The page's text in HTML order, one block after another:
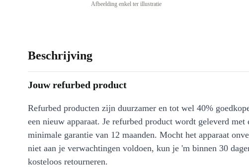
Afbeelding enkel ter illustratie
Beschrijving
Jouw refurbed product
Refurbed producten zijn duurzamer en tot wel 40%
een nieuw apparaat. Je refurbed product wordt geleverd met
minimale garantie van 12 maanden. Mocht het apparaat
niet aan je verwachtingen voldoen, kun je 'm binnen 30
kosteloos retourneren.